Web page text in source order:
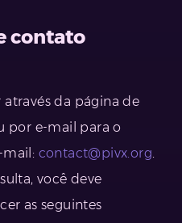
contato
da página de
por e-mail para o
mail: contact@pivx.org.
você deve
as seguintes